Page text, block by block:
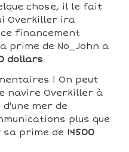
chose, il le fait
Overkiller ira
financement
prime de No_John a
dollars.
! On peut
navire Overkiller à
mer de
plus que
prime de 14500